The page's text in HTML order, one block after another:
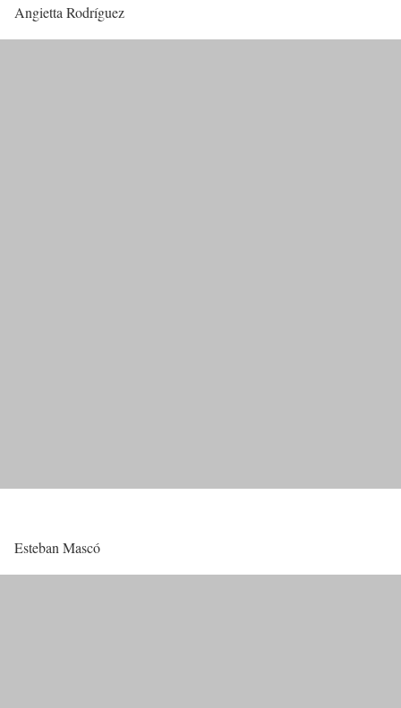
Angietta Rodríguez
Esteban Mascó